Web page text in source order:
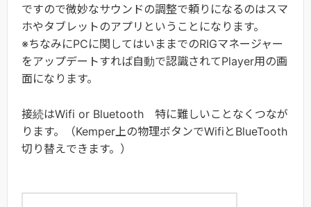
ですので微妙なサウンドの調整で頼りになるのはスマ
ホやタブレットのアプリということになります。
※ちなみにPCに関してはいままでのRIGマネージャー
をアップデートすれば自動で認識されてPlayer用の画
面になります。
接続はWifi or Bluetooth 特に難しいことなくつなが
ります。（Kemper上の物理ボタンでWifiとBlueTooth
切り替えできます。）